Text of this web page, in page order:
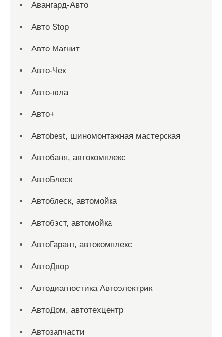
Авангард-Авто
Авто Stop
Авто Магнит
Авто-Чек
Авто-юла
Авто+
Автоbest, шиномонтажная мастерская
Автобаня, автокомплекс
АвтоБлеск
Автоблеск, автомойка
Автобэст, автомойка
АвтоГарант, автокомплекс
АвтоДвор
Автодиагностика Автоэлектрик
АвтоДом, автотехцентр
Автозапчасти